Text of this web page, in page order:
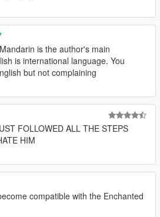
Mandarin is the author's main
is international language. You
but not complaining
FOLLOWED ALL THE STEPS
HIM
compatible with the Enchanted